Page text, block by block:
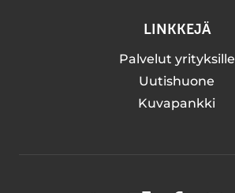
LINKKEJÄ
Palvelut yrityksille
Uutishuone
Kuvapankki